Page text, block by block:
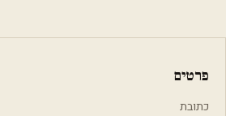
פרטים
כתובת